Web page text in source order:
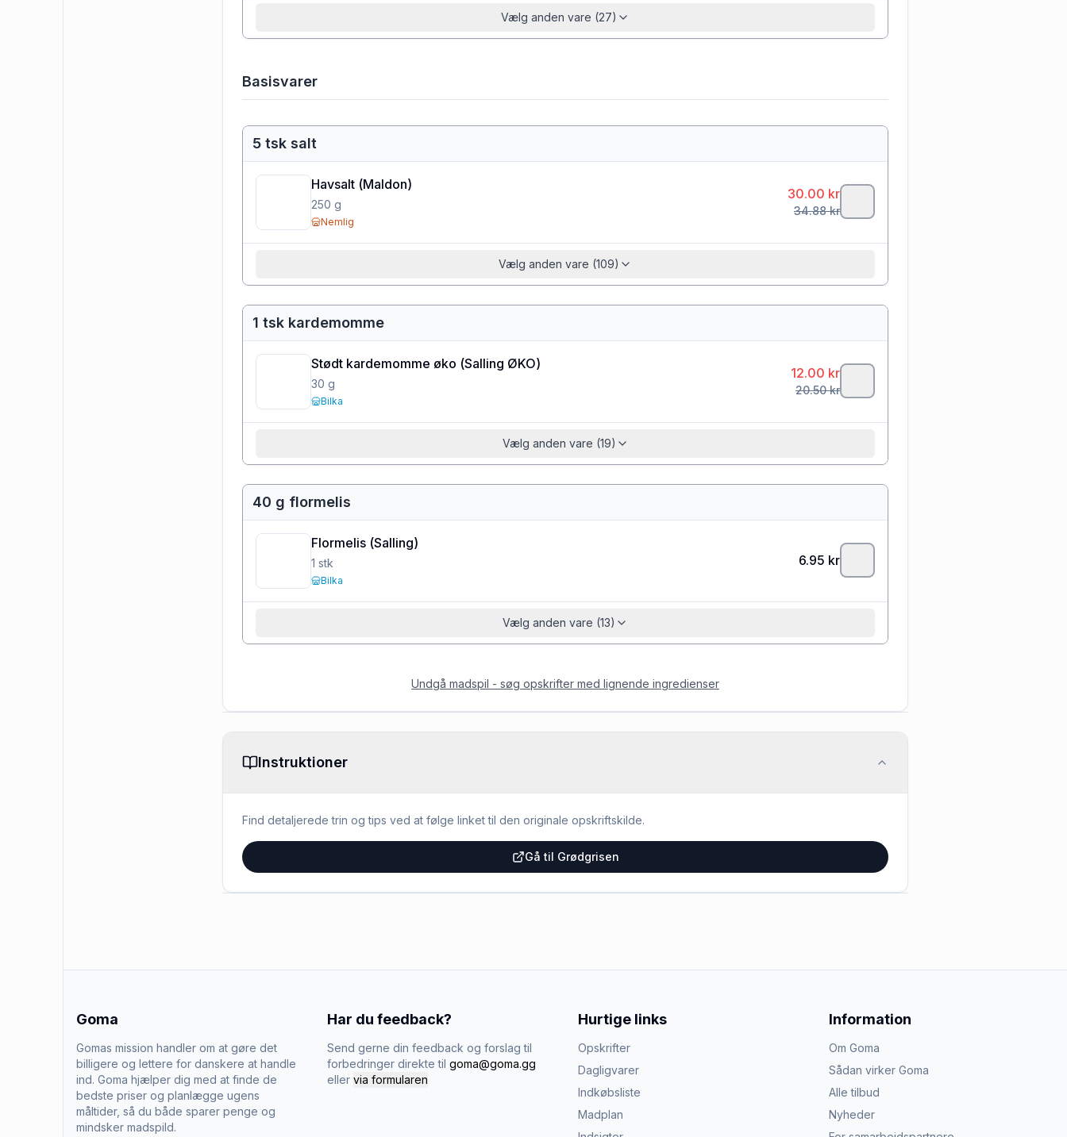
Vælg anden vare (27)
Basisvarer
5 tsk salt
Havsalt (Maldon)
250 g
Nemlig
30.00 kr
34.88kr
Vælg anden vare (109)
1 tsk kardemomme
Stødt kardemomme øko (Salling ØKO)
30 g
Bilka
12.00 kr
20.50kr
Vælg anden vare (19)
40 g flormelis
Flormelis (Salling)
1 stk
Bilka
6.95 kr
Vælg anden vare (13)
Undgå madspil - søg opskrifter med lignende ingredienser
Instruktioner
Find detaljerede trin og tips ved at følge linket til den originale opskriftskilde.
Gå til Grødgrisen
Goma
Gomas mission handler om at gøre det
billigere og lettere for danskere at handle
ind. Goma hjælper dig med at finde de
bedste priser og planlægge ugens
måltider, så du både sparer penge og
mindsker madspild.
Har du feedback?
Send gerne din feedback og forslag til
forbedringer direkte til goma@goma.gg
eller via formularen
Hurtige links
Opskrifter
Dagligvarer
Indkøbsliste
Madplan
Information
Om Goma
Sådan virker Goma
Alle tilbud
Nyheder